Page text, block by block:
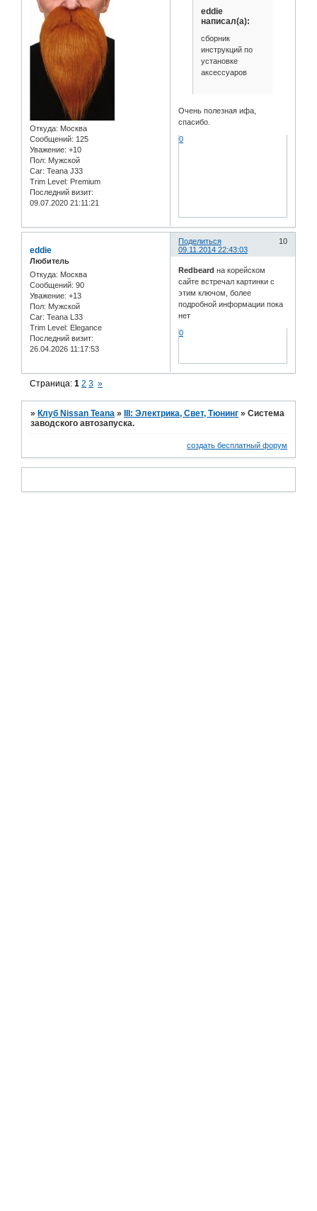
Откуда: Москва
Сообщений: 125
Уважение: +10
Пол: Мужской
Car: Teana J33
Trim Level: Premium
Последний визит:
09.07.2020 21:11:21
eddie
написал(а):
сборник
инструкций по
установке
аксессуаров
Очень полезная ифа,
спасибо.
0
Поделиться
10
09.11.2014 22:43:03
eddie
Любитель
Откуда: Москва
Сообщений: 90
Уважение: +13
Пол: Мужской
Car: Teana L33
Trim Level: Elegance
Последний визит:
26.04.2026 11:17:53
Redbeard на корейском
сайте встречал картинки с
этим ключом, более
подробной информации пока
нет
0
Страница:1 2 3 »
»Клуб Nissan Teana »III: Электрика, Свет, Тюнинг »Система
заводского автозапуска.
создать бесплатный форум